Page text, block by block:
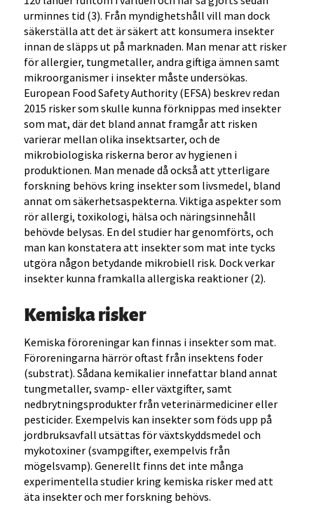
urminnes tid (3). Från myndighetshåll vill man dock
säkerställa att det är säkert att konsumera insekter
innan de släpps ut på marknaden. Man menar att risker
för allergier, tungmetaller, andra giftiga ämnen samt
mikroorganismer i insekter måste undersökas.
European Food Safety Authority (EFSA) beskrev redan
2015 risker som skulle kunna förknippas med insekter
som mat, där det bland annat framgår att risken
varierar mellan olika insektsarter, och de
mikrobiologiska riskerna beror av hygienen i
produktionen. Man menade då också att ytterligare
forskning behövs kring insekter som livsmedel, bland
annat om säkerhetsaspekterna. Viktiga aspekter som
rör allergi, toxikologi, hälsa och näringsinnehåll
behövde belysas. En del studier har genomförts, och
man kan konstatera att insekter som mat inte tycks
utgöra någon betydande mikrobiell risk. Dock verkar
insekter kunna framkalla allergiska reaktioner (2).
Kemiska risker
Kemiska föroreningar kan finnas i insekter som mat.
Föroreningarna härrör oftast från insektens foder
(substrat). Sådana kemikalier innefattar bland annat
tungmetaller, svamp- eller växtgifter, samt
nedbrytningsprodukter från veterinärmediciner eller
pesticider. Exempelvis kan insekter som föds upp på
jordbruksavfall utsättas för växtskyddsmedel och
mykotoxiner (svampgifter, exempelvis från
mögelsvamp). Generellt finns det inte många
experimentella studier kring kemiska risker med att
äta insekter och mer forskning behövs.